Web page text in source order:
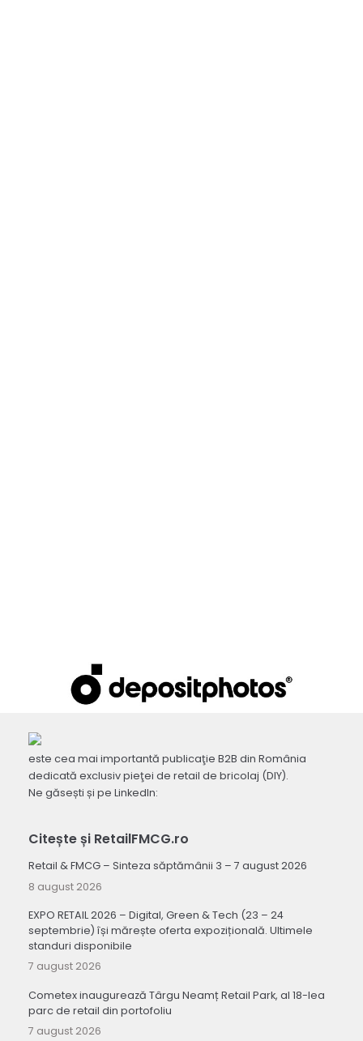
este cea mai importantă publicaţie B2B din România
dedicată exclusiv pieţei de retail de bricolaj (DIY).
Ne găsești și pe LinkedIn:
Citește și RetailFMCG.ro
Retail & FMCG – Sinteza săptămânii 3 – 7 august 2026
8 august 2026
EXPO RETAIL 2026 – Digital, Green & Tech (23 – 24
septembrie) își mărește oferta expozițională. Ultimele
standuri disponibile
7 august 2026
Cometex inaugurează Târgu Neamț Retail Park, al 18-lea
parc de retail din portofoliu
7 august 2026